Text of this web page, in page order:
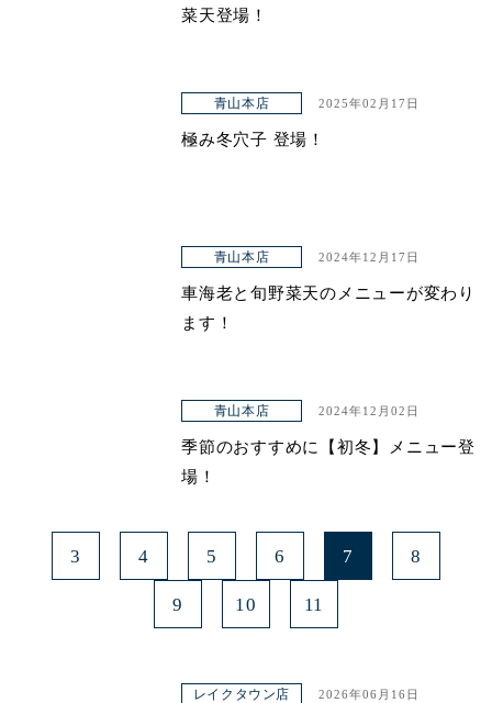
菜天登場！
青山本店 2025年02月17日
極み冬穴子 登場！
青山本店 2024年12月17日
車海老と旬野菜天のメニューが変わり
ます！
青山本店 2024年12月02日
季節のおすすめに【初冬】メニュー登
場！
3 4 5 6 7 8
9 10 11
レイクタウン店 2026年06月16日